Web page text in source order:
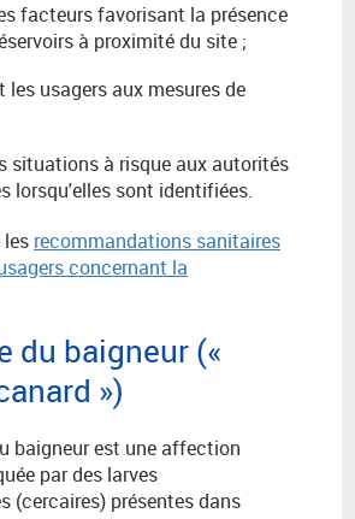
facteurs favorisant la présence
à proximité du site ;
les usagers aux mesures de
situations à risque aux autorités
lorsqu'elles sont identifiées.
recommandations sanitaires
concernant la
du baigneur («
»)
baigneur est une affection
par des larves
(cercaires) présentes dans